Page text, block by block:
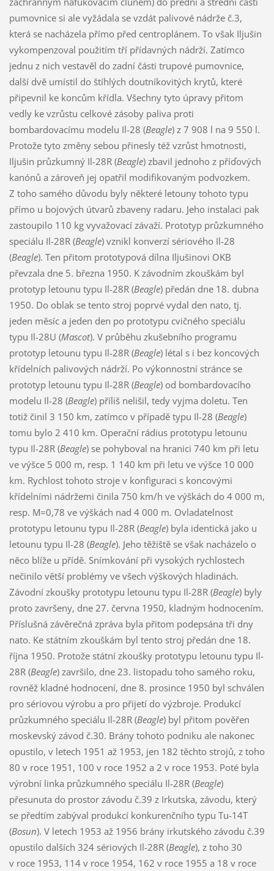
pumovnice si ale vyžádala se vzdát palivové nádrže č.3,
která se nacházela přímo před centroplánem. To však Iljušin
vykompenzoval použitím tří přídavných nádrží. Zatímco
jednu z nich vestavěl do zadní části trupové pumovnice,
další dvě umístil do štíhlých doutníkovitých krytů, které
připevnil ke koncům křídla. Všechny tyto úpravy přitom
vedly ke vzrůstu celkové zásoby paliva proti
bombardovacímu modelu Il-28 (Beagle) z 7 908 l na 9 550 l.
Protože tyto změny sebou přinesly též vzrůst hmotnosti,
Iljušin průzkumný Il-28R (Beagle) zbavil jednoho z příďových
kanónů a zároveň jej opatřil modifikovaným podvozkem.
Z toho samého důvodu byly některé letouny tohoto typu
přímo u bojových útvarů zbaveny radaru. Jeho instalaci pak
zastoupilo 110 kg vyvažovací závaží. Prototyp průzkumného
speciálu Il-28R (Beagle) vznikl konverzí sériového Il-28
(Beagle). Ten přitom prototypová dílna Iljušinovi OKB
převzala dne 5. března 1950. K závodním zkouškám byl
prototyp letounu typu Il-28R (Beagle) předán dne 18. dubna
1950. Do oblak se tento stroj poprvé vydal den nato, tj.
jeden měsíc a jeden den po prototypu cvičného speciálu
typu Il-28U (Mascot). V průběhu zkušebního programu
prototyp letounu typu Il-28R (Beagle) létal s i bez koncových
křídelních palivových nádrží. Po výkonnostní stránce se
prototyp letounu typu Il-28R (Beagle) od bombardovacího
modelu Il-28 (Beagle) příliš nelišil, tedy vyjma doletu. Ten
totiž činil 3 150 km, zatímco v případě typu Il-28 (Beagle)
tomu bylo 2 410 km. Operační rádius prototypu letounu
typu Il-28R (Beagle) se pohyboval na hranici 740 km při letu
ve výšce 5 000 m, resp. 1 140 km při letu ve výšce 10 000
km. Rychlost tohoto stroje v konfiguraci s koncovými
křídelními nádržemi činila 750 km/h ve výškách do 4 000 m,
resp. M=0,78 ve výškách nad 4 000 m. Ovladatelnost
prototypu letounu typu Il-28R (Beagle) byla identická jako u
letounu typu Il-28 (Beagle). Jeho těžiště se však nacházelo o
něco blíže u přídě. Snímkování při vysokých rychlostech
nečinilo větší problémy ve všech výškových hladinách.
Závodní zkoušky prototypu letounu typu Il-28R (Beagle) byly
proto završeny, dne 27. června 1950, kladným hodnocením.
Příslušná závěrečná zpráva byla přitom podepsána tři dny
nato. Ke státním zkouškám byl tento stroj předán dne 18.
října 1950. Protože státní zkoušky prototypu letounu typu Il-
28R (Beagle) završilo, dne 23. listopadu toho samého roku,
rovněž kladné hodnocení, dne 8. prosince 1950 byl schválen
pro sériovou výrobu a pro přijetí do výzbroje. Produkcí
průzkumného speciálu Il-28R (Beagle) byl přitom pověřen
moskevský závod č.30. Brány tohoto podniku ale nakonec
opustilo, v letech 1951 až 1953, jen 182 těchto strojů, z toho
80 v roce 1951, 100 v roce 1952 a 2 v roce 1953. Poté byla
výrobní linka průzkumného speciálu Il-28R (Beagle)
přesunuta do prostor závodu č.39 z Irkutska, závodu, který
se předtím zabýval produkcí konkurenčního typu Tu-14T
(Bosun). V letech 1953 až 1956 brány irkutského závodu č.39
opustilo dalších 324 sériových Il-28R (Beagle), z toho 30
v roce 1953, 114 v roce 1954, 162 v roce 1955 a 18 v roce